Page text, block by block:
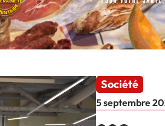
Société
5 septembre